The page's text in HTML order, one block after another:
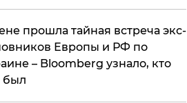
прошла тайная встреча экс-
Европы и РФ по
– Bloomberg узнало, кто
был